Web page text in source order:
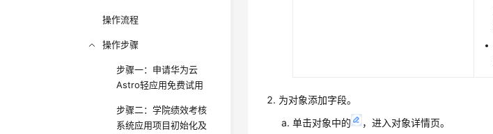
操作流程
操作步骤
步骤一：申请华为云
Astro轻应用免费试用
步骤二：学院绩效考核
系统应用项目初始化及
为对象添加字段。
单击对象中的
，进入对象详情页。